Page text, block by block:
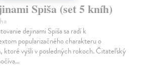
Spiša (set 5 kníh)
dejinami Spiša sa radí k
popularizačného charakteru o
ktoré vyšli v posledných rokoch. Čitateľský